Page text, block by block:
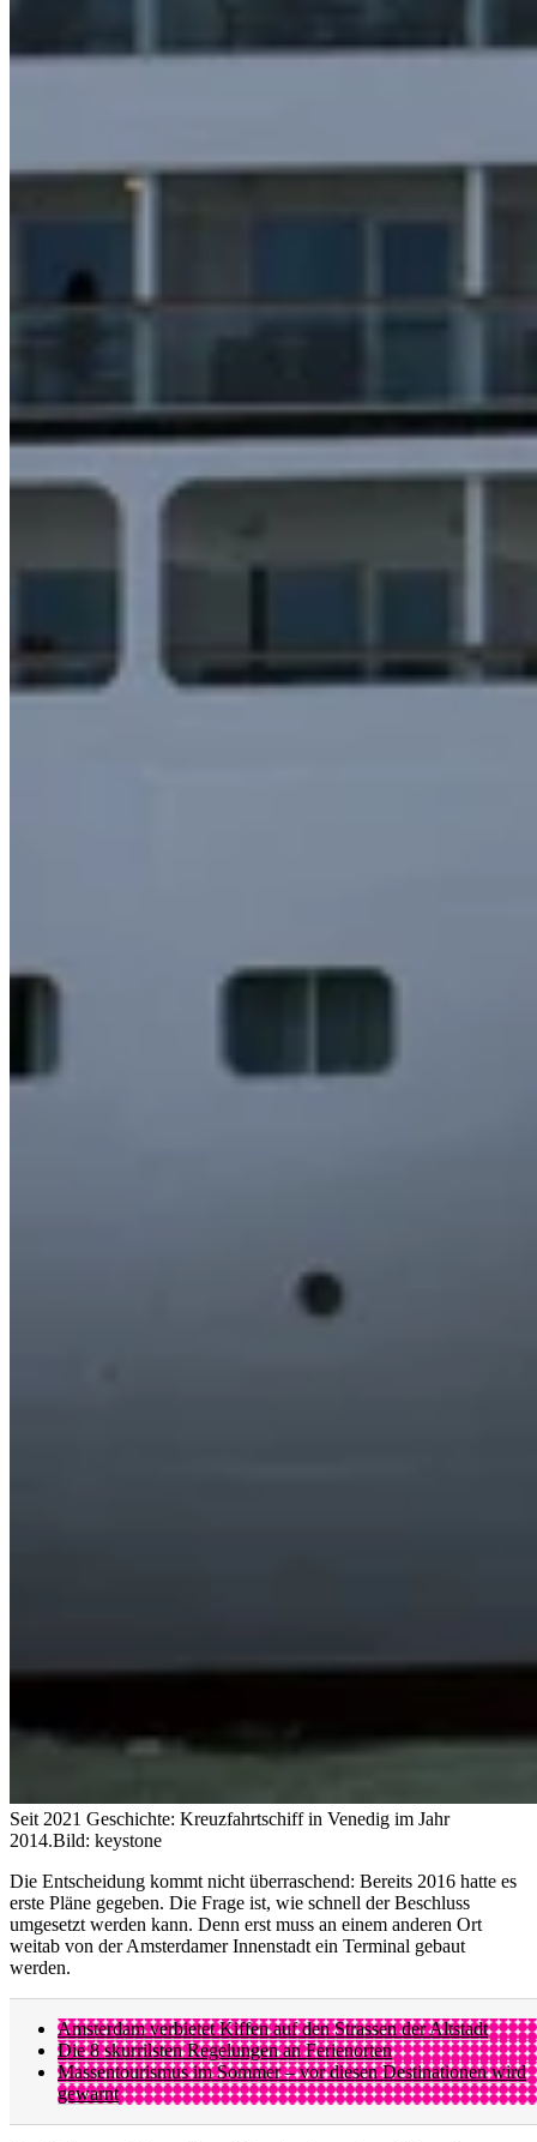
Seit 2021 Geschichte: Kreuzfahrtschiff in Venedig im Jahr
2014.Bild: keystone
Die Entscheidung kommt nicht überraschend: Bereits 2016 hatte es
erste Pläne gegeben. Die Frage ist, wie schnell der Beschluss
umgesetzt werden kann. Denn erst muss an einem anderen Ort
weitab von der Amsterdamer Innenstadt ein Terminal gebaut
werden.
Amsterdam verbietet Kiffen auf den Strassen der Altstadt
Die 8 skurrilsten Regelungen an Ferienorten
Massentourismus im Sommer – vor diesen Destinationen wird
gewarnt